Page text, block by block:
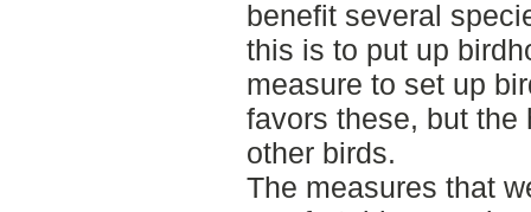
benefit several
this is to put up
measure to set up
favors these, but the
other birds.
The measures that